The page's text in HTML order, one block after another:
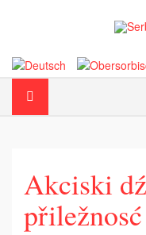
Akciski
přiležnosć